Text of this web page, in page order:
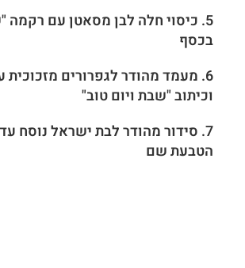
5. כיסוי חלה לבן מסאטן עם רקמה
בכסף
6. מעמד מהודר לגפרורים
וכיתוב "שבת ויום טוב"
7. סידור מהודר לבת ישראל נוסח
הטבעת שם